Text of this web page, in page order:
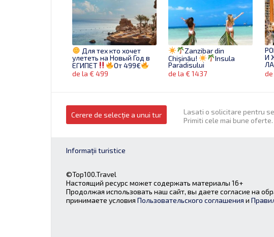
Для тех кто хочет
улететь на Новый Год в
ЕГИПЕТ
От 499€
Гала Ужин включен*
de la € 499
Zanzibar din
Chișinău!
Insula
Paradisului
de la € 1437
И
de
Sharm
Egypt!
02.01! От 289 €!
de la € 289
Бронируй сейчас!
Cerere de selecție a unui tur
Lasati o solicitare pentru
Primiti cele mai bune oferte.
Informații turistice
©Top100.Travel
Настоящий ресурс может содержать материалы 16+
Продолжая использовать наш сайт, вы даете согласие на
принимаете условия Пользовательского соглашения и